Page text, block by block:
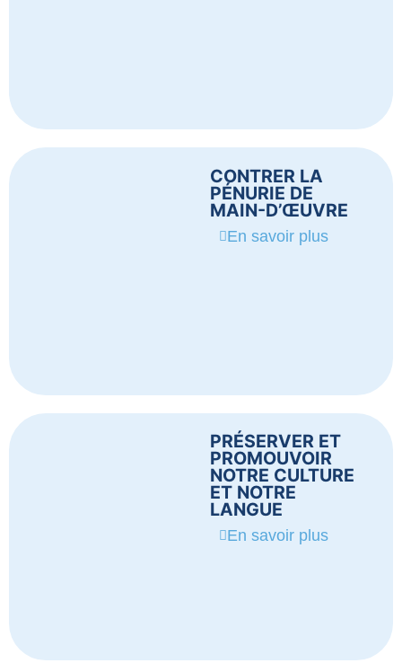
CONTRER LA
PÉNURIE DE
MAIN-D’ŒUVRE
En savoir plus
PRÉSERVER ET
PROMOUVOIR
NOTRE CULTURE
ET NOTRE
LANGUE
En savoir plus